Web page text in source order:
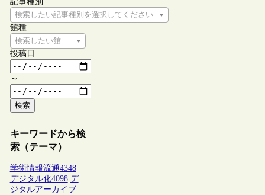
検索したい記事種別を選択してください
館種
検索したい館種を選択してください
投稿日
～
検索
キーワードから検
索（テーマ）
学術情報流通4348
デジタル化4098 デ
ジタルアーカイブ